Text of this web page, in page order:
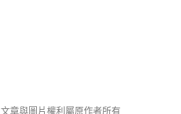
文章與圖片權利屬原作者所有